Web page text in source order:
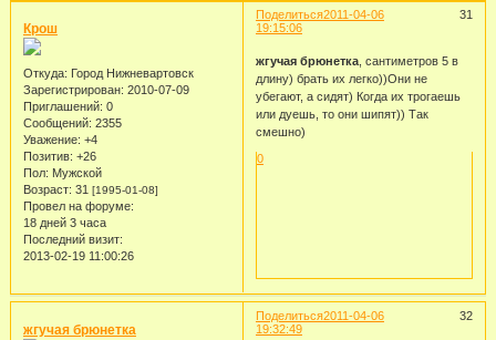
Поделиться 31
2011-04-06
19:15:06
Крош
Откуда: Город Нижневартовск
Зарегистрирован: 2010-07-09
Приглашений: 0
Сообщений: 2355
Уважение: +4
Позитив: +26
Пол: Мужской
Возраст: 31 [1995-01-08]
Провел на форуме:
18 дней 3 часа
Последний визит:
2013-02-19 11:00:26
жгучая брюнетка, сантиметров 5 в
длину) брать их легко))Они не
убегают, а сидят) Когда их трогаешь
или дуешь, то они шипят)) Так
смешно)
0
Поделиться 32
2011-04-06
19:32:49
жгучая брюнетка